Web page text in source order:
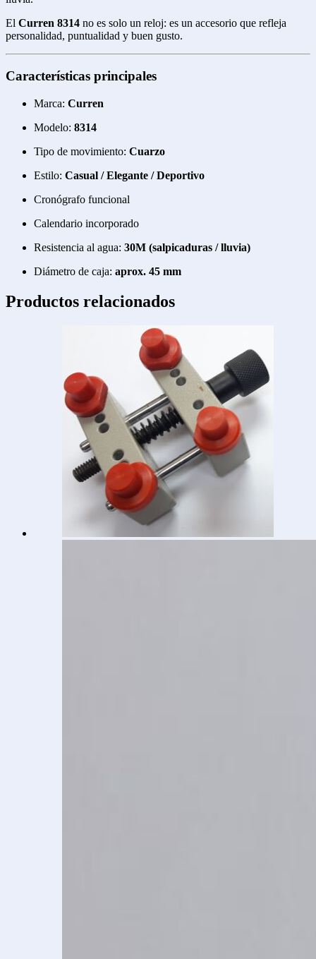
El Curren 8314 no es solo un reloj: es un accesorio que refleja
personalidad, puntualidad y buen gusto.
Características principales
Marca: Curren
Modelo: 8314
Tipo de movimiento: Cuarzo
Estilo: Casual / Elegante / Deportivo
Cronógrafo funcional
Calendario incorporado
Resistencia al agua: 30M (salpicaduras / lluvia)
Diámetro de caja: aprox. 45 mm
Productos relacionados